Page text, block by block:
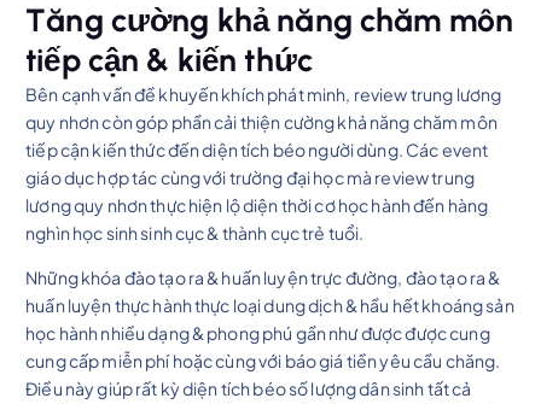
Tăng cường khả năng chăm môn
tiếp cận & kiến thức
Bên cạnh vấn đề khuyến khích phát minh, review trung lương
quy nhơn còn góp phần cải thiện cường khả năng chăm môn
tiếp cận kiến thức đến diện tích béo người dùng. Các event
giáo dục hợp tác cùng với trường đại học mà review trung
lương quy nhơn thực hiện lộ diện thời cơ học hành đến hàng
nghìn học sinh sinh cục & thành cục trẻ tuổi.
Những khóa đào tạo ra & huấn luyện trực đường, đào tạo ra &
huấn luyện thực hành thực loại dung dịch & hầu hết khoáng sản
học hành nhiều dạng & phong phú gần như được được cung
cung cấp miễn phí hoặc cùng với báo giá tiền yêu cầu chăng.
Điều này giúp rất kỳ diện tích béo số lượng dân sinh tất cả